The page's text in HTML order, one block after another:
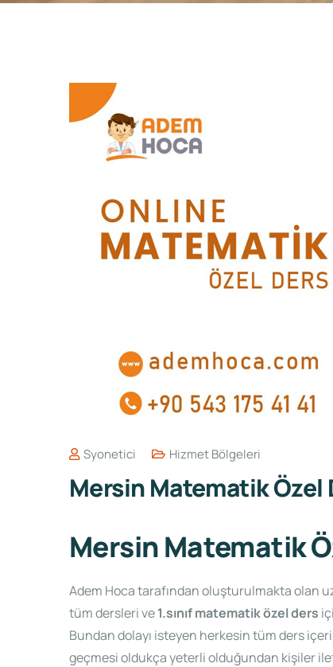
Syonetici Hizmet Bölgeleri
Mersin Matematik Özel
Mersin Matematik
Adem Hoca tarafından oluşturulmakta olan
tüm dersleri ve1.sınıf matematik özel ders
Bundan dolayı isteyen herkesin tüm ders
geçmesi oldukça yeterli olduğundan kişiler